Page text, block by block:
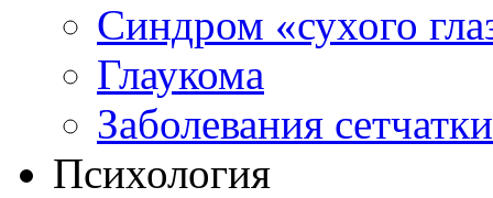
Синдром «сухого
Глаукома
Заболевания сетчатки
Психология